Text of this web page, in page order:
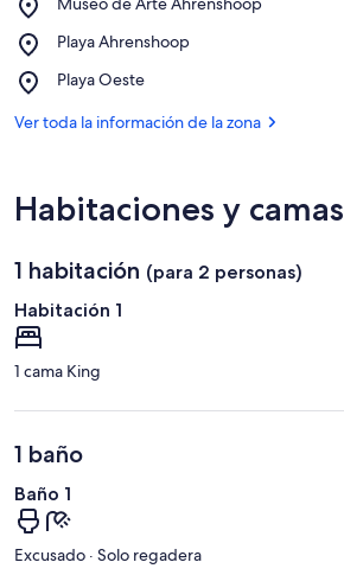
de
Ahrenshoop
Playa Ahrenshoop
Place,
Ahrenshoop
Playa Oeste
Place,
Oeste
Ver toda la información de la zona
Habitaciones y camas
1 habitación (para 2 personas)
Habitación 1
1 cama King
1 baño
Baño 1
Excusado · Solo regadera